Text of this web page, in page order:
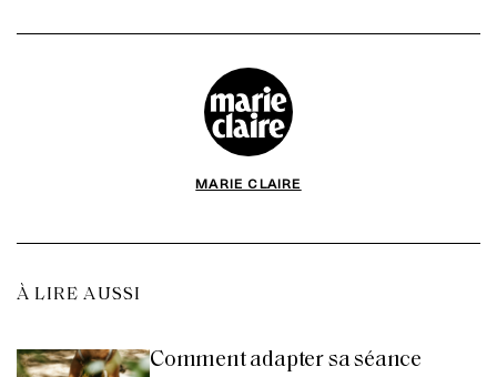
MARIE CLAIRE
À LIRE AUSSI
Comment adapter sa séance